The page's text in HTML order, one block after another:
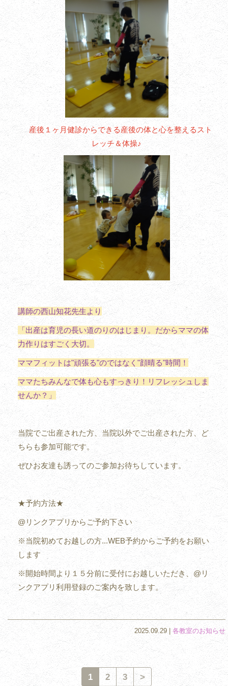
産後１ヶ月健診からできる産後の体と心を整えるスト
レッチ＆体操♪
講師の西山知花先生より
「出産は育児の長い道のりのはじまり。だからママの体
力作りはすごく大切。
ママフィットは"頑張る"のではなく"顔晴る"時間！
ママたちみんなで体も心もすっきり！リフレッシュしま
せんか？」
当院でご出産された方、当院以外でご出産された方、ど
ちらも参加可能です。
ぜひお友達も誘ってのご参加お待ちしています。
★予約方法★
@リンクアプリからご予約下さい
※当院初めてお越しの方...WEB予約からご予約をお願い
します
※開始時間より１５分前に受付にお越しいただき、@リ
ンクアプリ利用登録のご案内を致します。
2025.09.29 | 各教室のお知らせ
1 2 3 >